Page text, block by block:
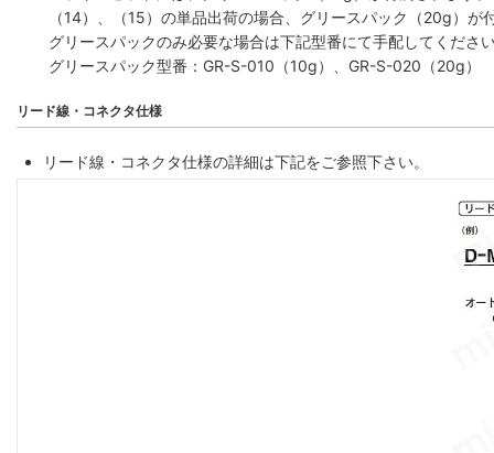
（14）、（15）の単品出荷の場合、グリースパック（20g）が
グリースパックのみ必要な場合は下記型番にて手配してくださ
グリースパック型番：GR-S-010（10g）、GR-S-020（20g）
リード線・コネクタ仕様
リード線・コネクタ仕様の詳細は下記をご参照下さい。